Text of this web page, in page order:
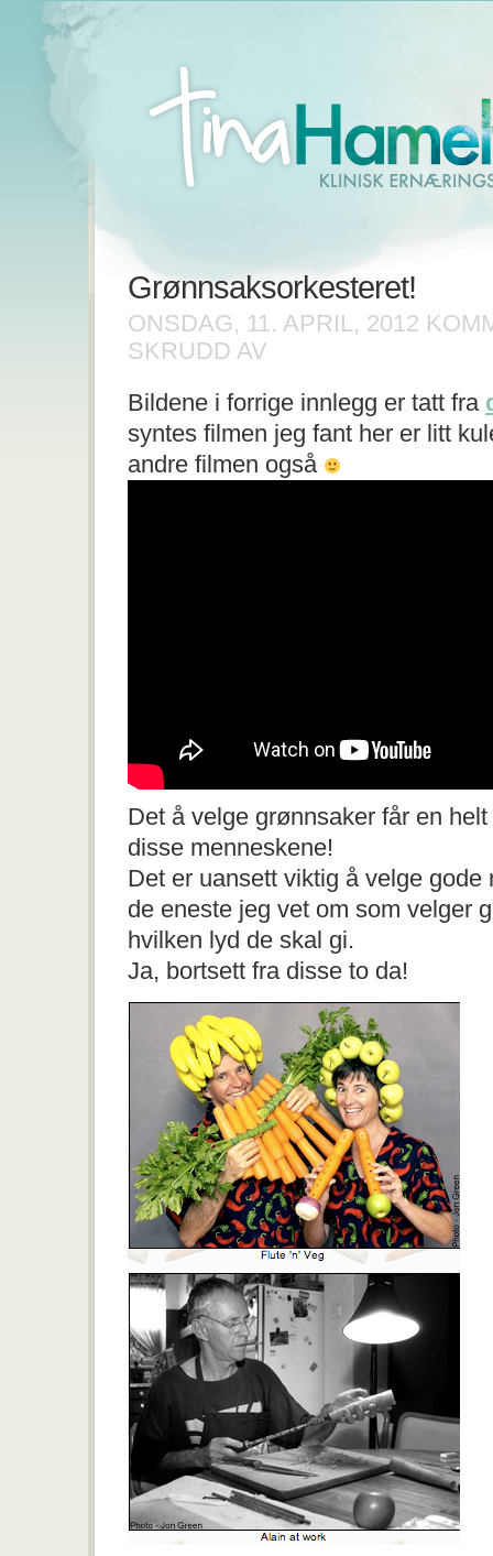
Grønnsaksorkesteret!
ONSDAG, 11. APRIL, 2012
SKRUDD AV
Bildene i forrige innlegg er tatt fra
syntes filmen jeg fant her er litt
andre filmen også
Det å velge grønnsaker får en
disse menneskene!
Det er uansett viktig å velge gode
de eneste jeg vet om som velger
hvilken lyd de skal gi.
Ja, bortsett fra disse to da!